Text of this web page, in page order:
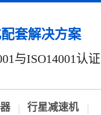
套解决方案
与ISO14001认证
行星减速机